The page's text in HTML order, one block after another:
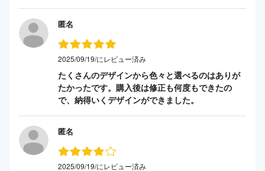
匿名
2025/09/19/にレビュー済み
たくさんのデザインから色々と選べるのはありが
たかったです。購入後は修正も何度もできたの
で、納得いくデザインができました。
匿名
2025/09/19/にレビュー済み